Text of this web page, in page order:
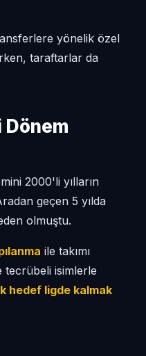
yönelik özel
taraftarlar da
2000'li yılların
geçen 5 yılda
olmuştu.
ile takımı
tecrübeli isimlerle
hedef ligde kalmak